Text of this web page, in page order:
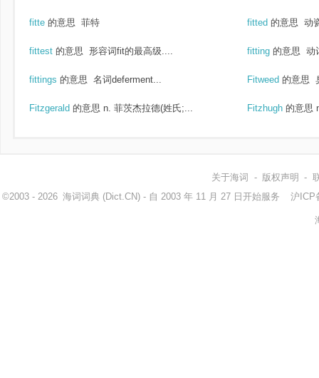
fitte 的意思 菲特 fitted 的意思 动
fittest 的意思 形容词fit的最高级.... fitting 的意思 动
fittings 的意思 名词deferment... Fitweed 的意思
Fitzgerald 的意思 n. 菲茨杰拉德(姓氏;... Fitzhugh 的意思
关于海词 - 版权声明 -
©2003 - 2026 海词词典 (Dict.CN) - 自 2003 年 11 月 27 日开始服务 沪ICP